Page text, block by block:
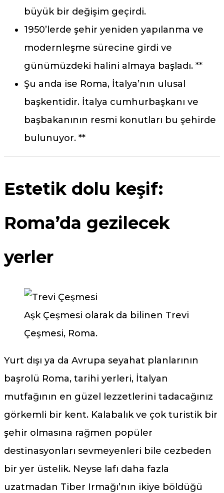
büyük bir değişim geçirdi.
1950’lerde şehir yeniden yapılanma ve
modernleşme sürecine girdi ve
günümüzdeki halini almaya başladı. **
Şu anda ise Roma, İtalya’nın ulusal
başkentidir. İtalya cumhurbaşkanı ve
başbakanının resmi konutları bu şehirde
bulunuyor. **
Estetik dolu keşif:
Roma’da gezilecek
yerler
Aşk Çeşmesi olarak da bilinen Trevi
Çeşmesi, Roma.
Yurt dışı ya da Avrupa seyahat planlarının
başrolü Roma, tarihi yerleri, İtalyan
mutfağının en güzel lezzetlerini tadacağınız
görkemli bir kent. Kalabalık ve çok turistik bir
şehir olmasına rağmen popüler
destinasyonları sevmeyenleri bile cezbeden
bir yer üstelik. Neyse lafı daha fazla
uzatmadan Tiber Irmağı’nın ikiye böldüğü